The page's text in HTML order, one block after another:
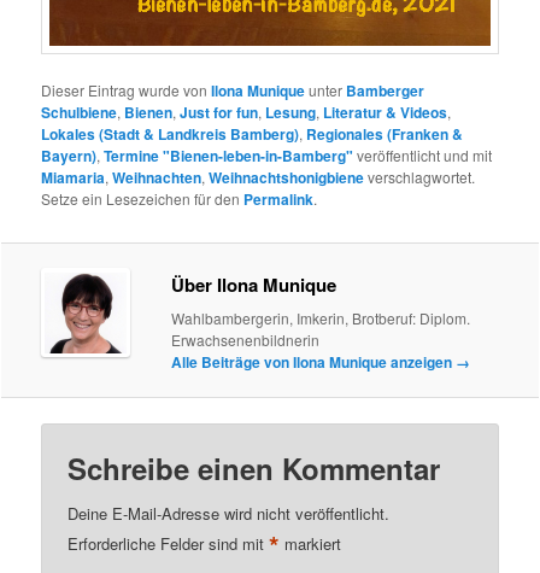
Dieser Eintrag wurde vonIlona Muniqueunter Bamberger
Schulbiene, Bienen,Just for fun, Lesung, Literatur & Videos,
Lokales (Stadt & Landkreis Bamberg), Regionales (Franken &
Bayern),Termine "Bienen-leben-in-Bamberg" veröffentlicht und mit
Miamaria,Weihnachten,Weihnachtshonigbieneverschlagwortet.
Setze ein Lesezeichen für den Permalink.
Über Ilona Munique
Wahlbambergerin, Imkerin, Brotberuf: Diplom.
Erwachsenenbildnerin
Alle Beiträge von Ilona Munique anzeigen →
Schreibe einen Kommentar
Deine E-Mail-Adresse wird nicht veröffentlicht.
Erforderliche Felder sind mit* markiert